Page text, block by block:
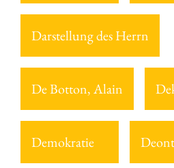
Darstellung des Herrn
De Botton, Alain
Demokratie